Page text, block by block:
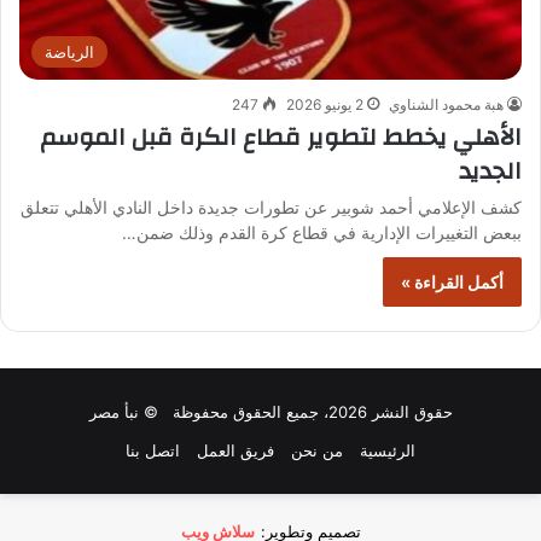
الرياضة
هبة محمود الشناوي 2 يونيو 2026 247
الأهلي يخطط لتطوير قطاع الكرة قبل الموسم
الجديد
كشف الإعلامي أحمد شوبير عن تطورات جديدة داخل النادي الأهلي تتعلق
ببعض التغييرات الإدارية في قطاع كرة القدم وذلك ضمن…
أكمل القراءة »
حقوق النشر 2026، جميع الحقوق محفوظة © نبأ مصر
الرئيسية
من نحن فريق العمل اتصل بنا
تصميم وتطوير: سلاش ويب